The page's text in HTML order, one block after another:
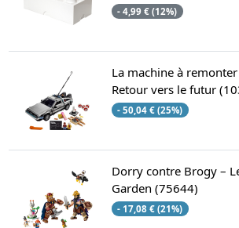
- 4,99 € (12%)
La machine à
Retour vers le futur
- 50,04 € (25%)
Dorry contre Brogy –
Garden (75644)
- 17,08 € (21%)